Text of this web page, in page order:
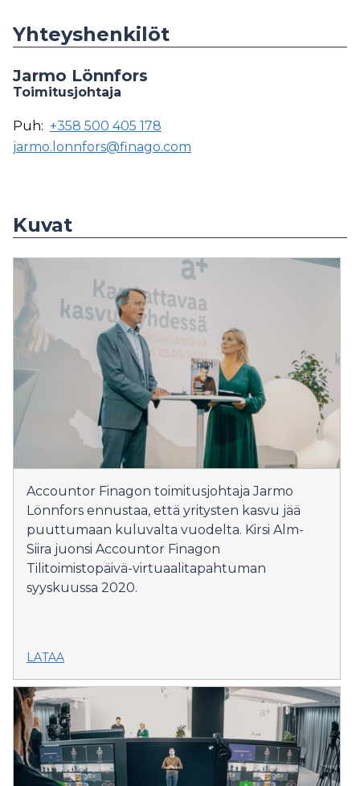
Yhteyshenkilöt
Jarmo Lönnfors
Toimitusjohtaja
Puh: +358 500 405 178
jarmo.lonnfors@finago.com
Kuvat
Accountor Finagon toimitusjohtaja Jarmo
Lönnfors ennustaa, että yritysten kasvu jää
puuttumaan kuluvalta vuodelta. Kirsi Alm-
Siira juonsi Accountor Finagon
Tilitoimistopäivä-virtuaalitapahtuman
syyskuussa 2020.
LATAA